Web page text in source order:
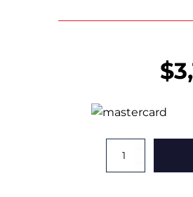
$
Contenedor